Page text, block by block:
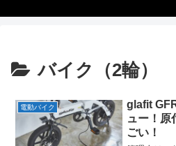
バイク（2輪）
電動バイク
glafit
ュー！原
ごい！